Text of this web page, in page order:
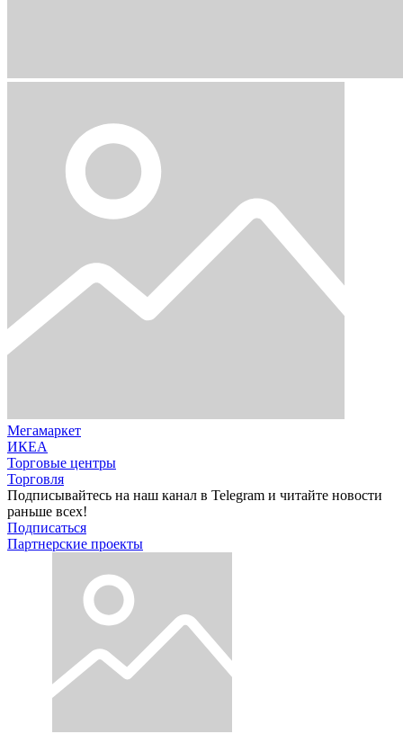
Мегамаркет
ИКЕА
Торговые центры
Торговля
Подписывайтесь на наш канал в Telegram и читайте новости
раньше всех!
Подписаться
Партнерские проекты